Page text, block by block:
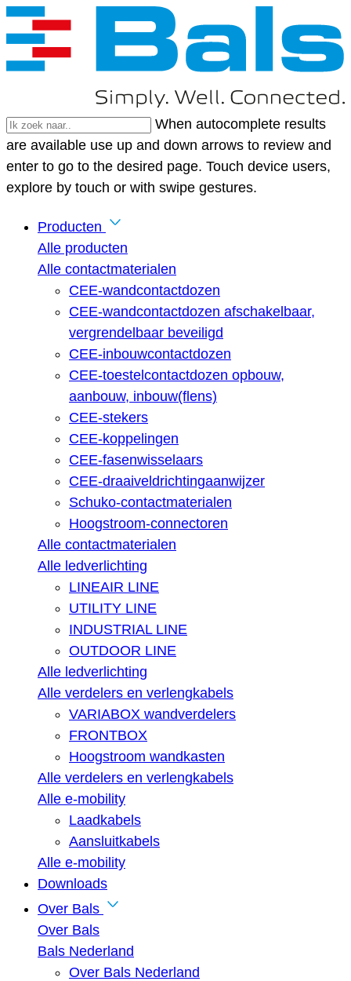
When autocomplete results
are available use up and down arrows to review and
enter to go to the desired page. Touch device users,
explore by touch or with swipe gestures.
Producten
Alle producten
Alle contactmaterialen
CEE-wandcontactdozen
CEE-wandcontactdozen afschakelbaar,
vergrendelbaar beveiligd
CEE-inbouwcontactdozen
CEE-toestelcontactdozen opbouw,
aanbouw, inbouw(flens)
CEE-stekers
CEE-koppelingen
CEE-fasenwisselaars
CEE-draaiveldrichtingaanwijzer
Schuko-contactmaterialen
Hoogstroom-connectoren
Alle contactmaterialen
Alle ledverlichting
LINEAIR LINE
UTILITY LINE
INDUSTRIAL LINE
OUTDOOR LINE
Alle ledverlichting
Alle verdelers en verlengkabels
VARIABOX wandverdelers
FRONTBOX
Hoogstroom wandkasten
Alle verdelers en verlengkabels
Alle e-mobility
Laadkabels
Aansluitkabels
Alle e-mobility
Downloads
Over Bals
Over Bals
Bals Nederland
Over Bals Nederland